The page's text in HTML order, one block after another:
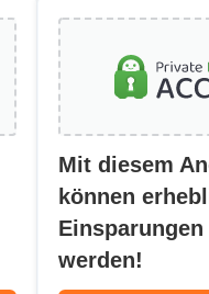
Mit diesem
können
werden!